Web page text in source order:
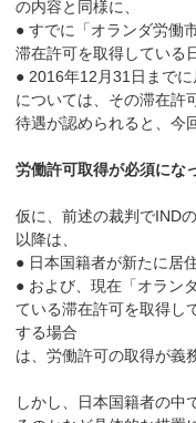
の内容と同様に、
● すでに「オランダ労働
滞在許可を取得している
● 2016年12月31日まで
については、その滞在許
待遇が認められると、今
労働許可取得が必須にな
仮に、前述の裁判でIND
以降は、
● 日本国籍者が新たに居
● および、現在「オラン
ている滞在許可を取得し
する場合
は、労働許可の取得が義
しかし、日本国籍者の中